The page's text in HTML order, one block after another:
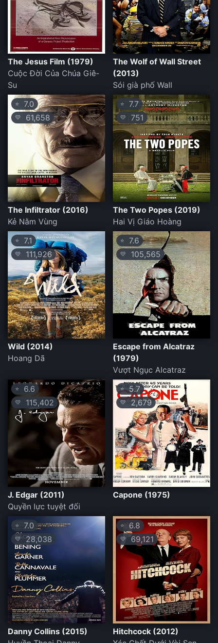
The Jesus Film (1979)
Cuộc Đời Của Chúa Giê-
Su
The Wolf of Wall Street
(2013)
Sói già phố Wall
⭐ 7.0
💛 61,658
The Infiltrator (2016)
Kẻ Nằm Vùng
⭐ 7.7
💛 751
The Two Popes (2019)
Hai Vị Giáo Hoàng
⭐ 7.1
💛 111,926
Wild (2014)
Hoang Dã
⭐ 7.6
💛 105,565
Escape from Alcatraz
(1979)
Vượt Ngục Alcatraz
⭐ 6.6
💛 115,402
J. Edgar (2011)
Quyền lực tuyệt đối
⭐5.7
💛 2,679
Capone (1975)
⭐ 7.0
💛28,038
Danny Collins (2015)
⭐ 6.8
💛 69,121
Hitchcock (2012)